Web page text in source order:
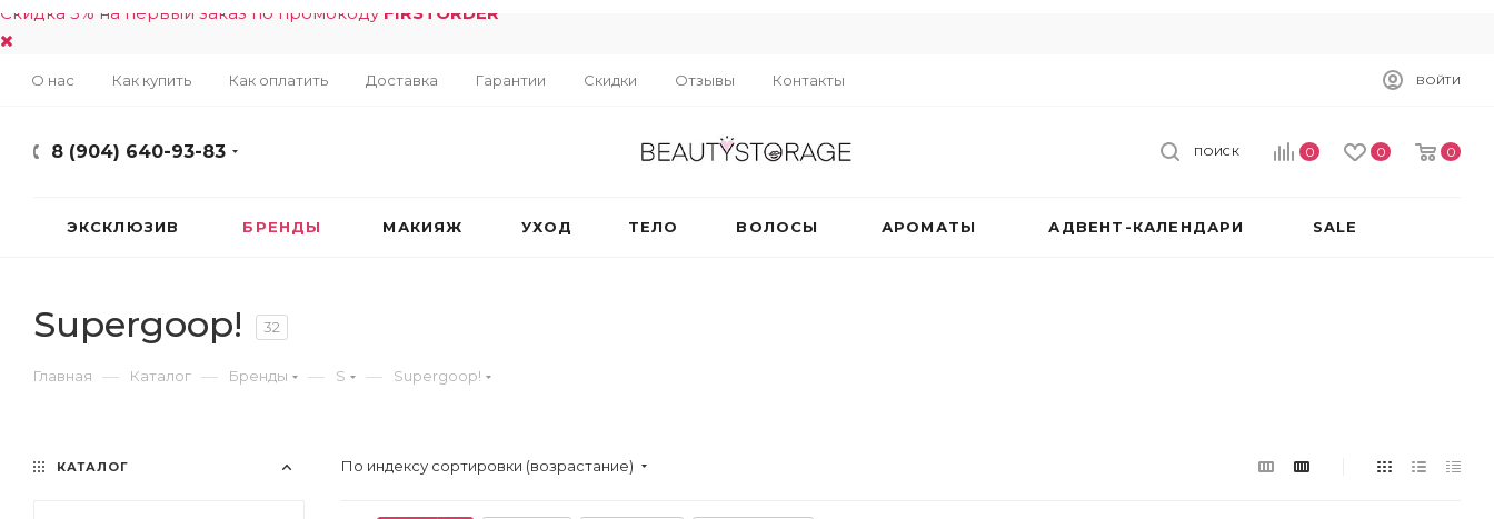
Скидка 5% на первый заказ по промокоду FIRSTORDER
О нас Как купить Как оплатить Доставка Гарантии Скидки Отзывы Контакты ВОЙТИ
8 (904) 640-93-83 0 0 0
ПОИСК
ЭКСКЛЮЗИВ БРЕНДЫ МАКИЯЖ УХОД ТЕЛО ВОЛОСЫ АРОМАТЫ АДВЕНТ-КАЛЕНДАРИ SALE
Supergoop! 32
Главная — Каталог — Бренды — S — Supergoop!
По индексу сортировки (возрастание)
КАТАЛОГ